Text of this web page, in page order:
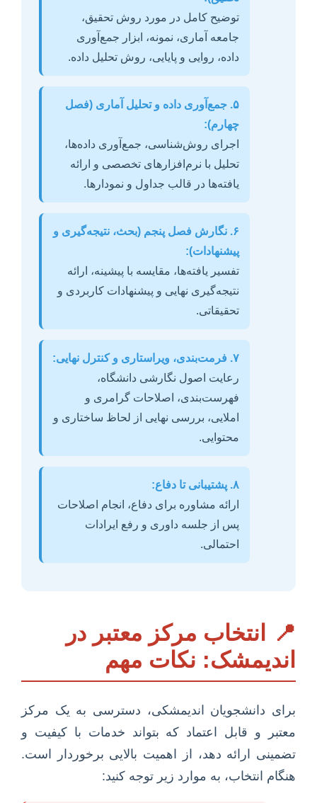
توضیح کامل در مورد روش تحقیق،
جامعه آماری، نمونه، ابزار جمع‌آوری
داده، روایی و پایایی، روش تحلیل داده.
۵. جمع‌آوری داده و تحلیل آماری (فصل
چهارم):
اجرای روش‌شناسی، جمع‌آوری داده‌ها،
تحلیل با نرم‌افزارهای تخصصی و ارائه
یافته‌ها در قالب جداول و نمودارها.
۶. نگارش فصل پنجم (بحث، نتیجه‌گیری و
پیشنهادات):
تفسیر یافته‌ها، مقایسه با پیشینه، ارائه
نتیجه‌گیری نهایی و پیشنهادات کاربردی و
تحقیقاتی.
۷. فرمت‌بندی، ویراستاری و کنترل نهایی:
رعایت اصول نگارشی دانشگاه،
فهرست‌بندی، اصلاحات گرامری و
املایی، بررسی نهایی از لحاظ ساختاری و
محتوایی.
۸. پشتیبانی تا دفاع:
ارائه مشاوره برای دفاع، انجام اصلاحات
پس از جلسه داوری و رفع ایرادات
احتمالی.
📍
انتخاب مرکز معتبر در
اندیمشک: نکات مهم
برای دانشجویان اندیمشکی، دسترسی به یک مرکز
معتبر و قابل اعتماد که بتواند خدمات با کیفیت و
تضمینی ارائه دهد، از اهمیت بالایی برخوردار است.
هنگام انتخاب، به موارد زیر توجه کنید: